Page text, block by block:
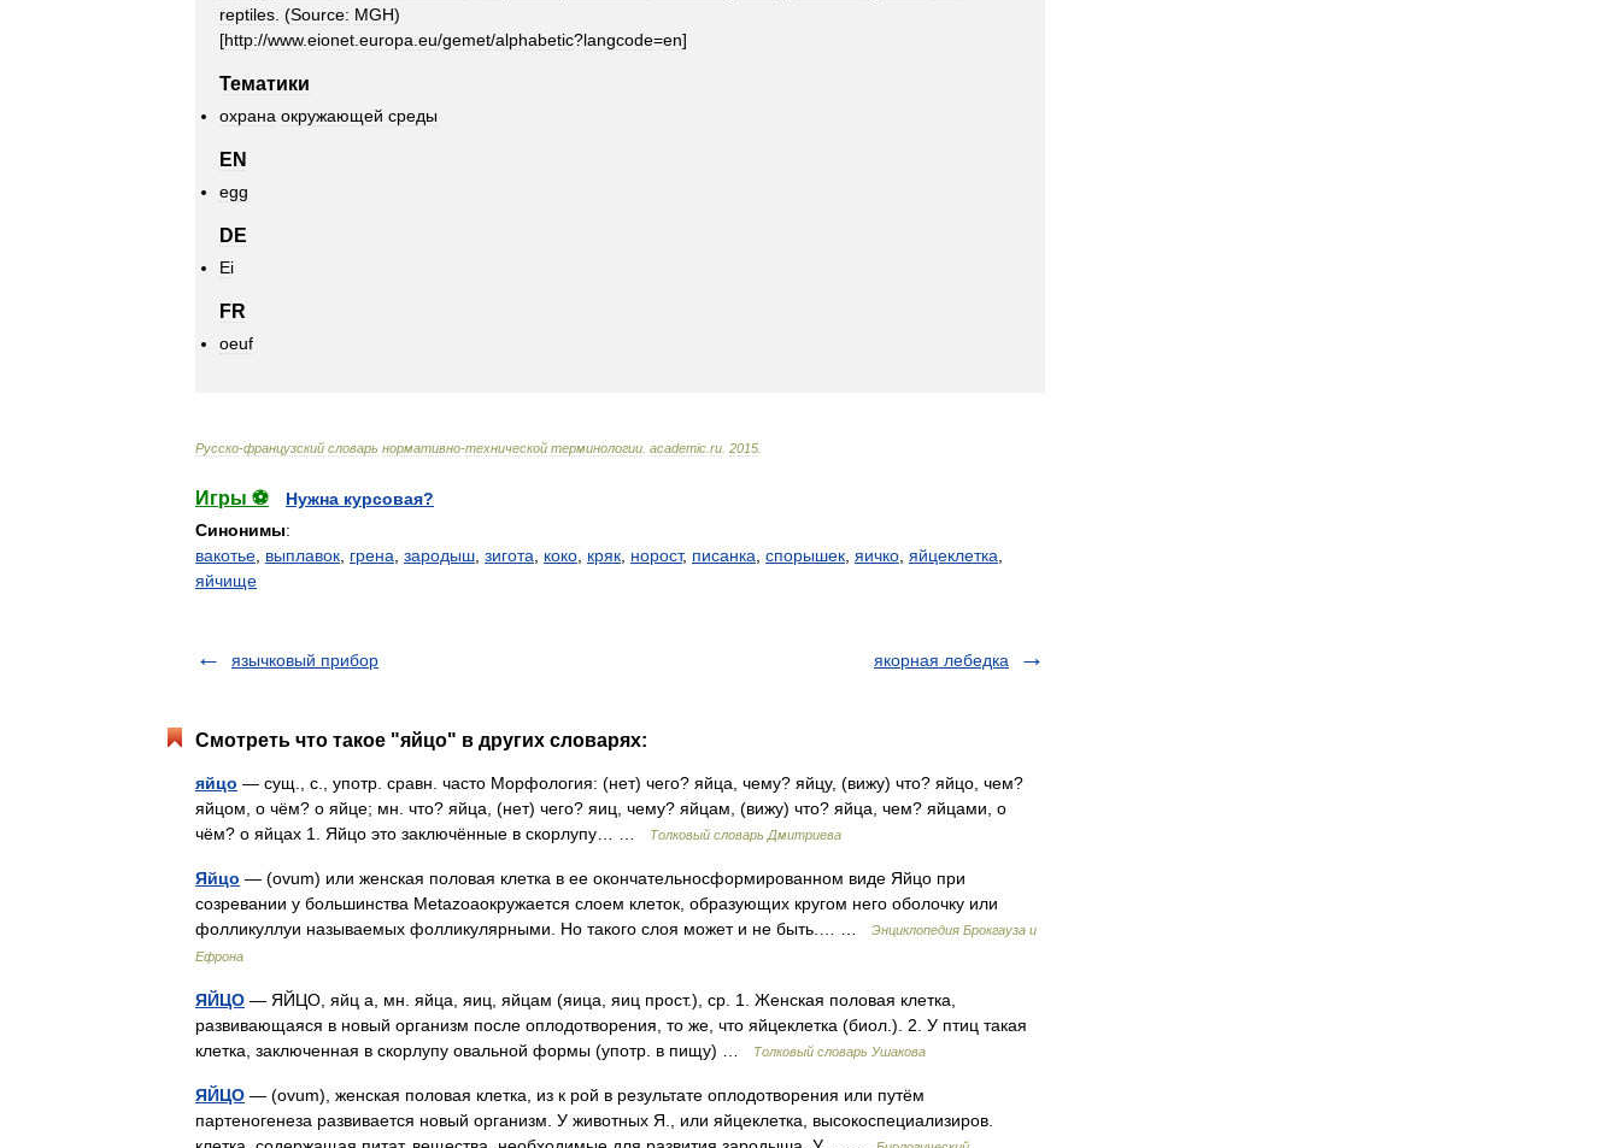
reptiles . (Source: MGH)
[http://www.eionet europa eu/gemet/alphabetic?langcode=en]
Тематики
охрана окружающей среды
EN
egg
DE
Ei
FR
oeuf
Русско-французский словарь нормативно-технической терминологии academic ru 2015
Игры ⚽
Нужна курсовая?
Синонимы:
вакотье выплавок грена зародыш зигота коко кряк норост, писанка спорышек яичко яйцеклетка
яйчище
язычковый прибор якорная лебедка
Смотреть что такое "яйцо" в других словарях:
яйцо — сущ., с., употр. сравн. часто Морфология: (нет) чего? яйца, чему? яйцу, (вижу) что? яйцо, чем?
яйцом, о чём? о яйце; мн. что? яйца, (нет) чего? яиц, чему? яйцам, (вижу) что? яйца, чем? яйцами, о
чём? о яйцах 1. Яйцо это заключённые в скорлупу… …
Толковый словарь Дмитриева
Яйцо — (ovum) или женская половая клетка в ее окончательносформированном виде Яйцо при
созревании у большинства Меtazoaокружается слоем клеток, образующих кругом него оболочку или
фолликуллуи называемых фолликулярными. Но такого слоя может и не быть.… …
Энциклопедия Брокгауза и
Ефрона
ЯЙЦО — ЯЙЦО, яйц а, мн. яйца, яиц, яйцам (яица, яиц прост.), ср. 1. Женская половая клетка,
развивающаяся в новый организм после оплодотворения, то же, что яйцеклетка (биол.). 2. У птиц такая
клетка, заключенная в скорлупу овальной формы (употр. в пищу) …
Толковый словарь Ушакова
ЯЙЦО — (ovum), женская половая клетка, из к рой в результате оплодотворения или путём
партеногенеза развивается новый организм. У животных Я., или яйцеклетка, высокоспециализиров.